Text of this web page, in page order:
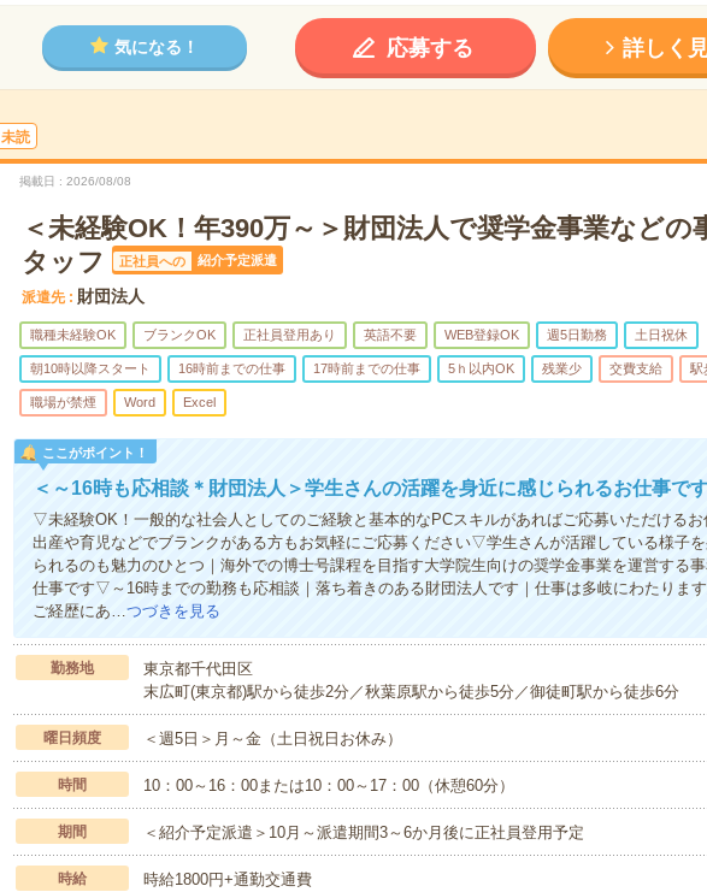
気になる！ 応募する 詳しく
未読
掲載日 2026/08/08
＜未経験OK！年390万～＞財団法人で奨学金事業などの
タッフ
正社員への 紹介予定派遣
派遣先 財団法人
職種未経験OK ブランクOK 正社員登用あり 英語不要 WEB登録OK 週5日勤務 土日祝休
朝10時以降スタート 16時前までの仕事 17時前までの仕事 5ｈ以内OK 残業少 交費支給 駅
職場が禁煙 Word Excel
ここがポイント！
＜～16時も応相談＊財団法人＞学生さんの活躍を身近に感じられるお仕事で
▽未経験OK！一般的な社会人としてのご経験と基本的なPCスキルがあればご応募いただける
出産や育児などでブランクがある方もお気軽にご応募ください▽学生さんが活躍している様子
られるのも魅力のひとつ｜海外での博士号課程を目指す大学院生向けの奨学金事業を運営する
仕事です▽～16時までの勤務も応相談｜落ち着きのある財団法人です｜仕事は多岐にわたりま
ご経歴にあ…つづきを見る
勤務地
東京都千代田区
末広町(東京都)駅から徒歩2分／秋葉原駅から徒歩5分／御徒町駅から徒歩6分
曜日頻度 ＜週5日＞月～金（土日祝日お休み）
時間 10：00～16：00または10：00～17：00（休憩60分）
期間 ＜紹介予定派遣＞10月～派遣期間3～6か月後に正社員登用予定
時給 時給1800円+通勤交通費